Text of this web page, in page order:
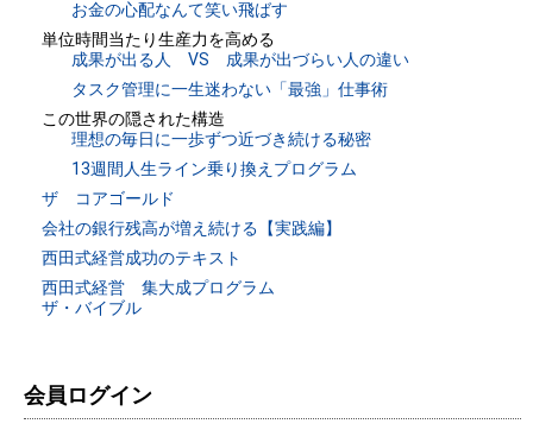
お金の心配なんて笑い飛ばす
単位時間当たり生産力を高める
成果が出る人 VS 成果が出づらい人の違い
タスク管理に一生迷わない「最強」仕事術
この世界の隠された構造
理想の毎日に一歩ずつ近づき続ける秘密
13週間人生ライン乗り換えプログラム
ザ コアゴールド
会社の銀行残高が増え続ける【実践編】
西田式経営成功のテキスト
西田式経営 集大成プログラム
ザ・バイブル
会員ログイン